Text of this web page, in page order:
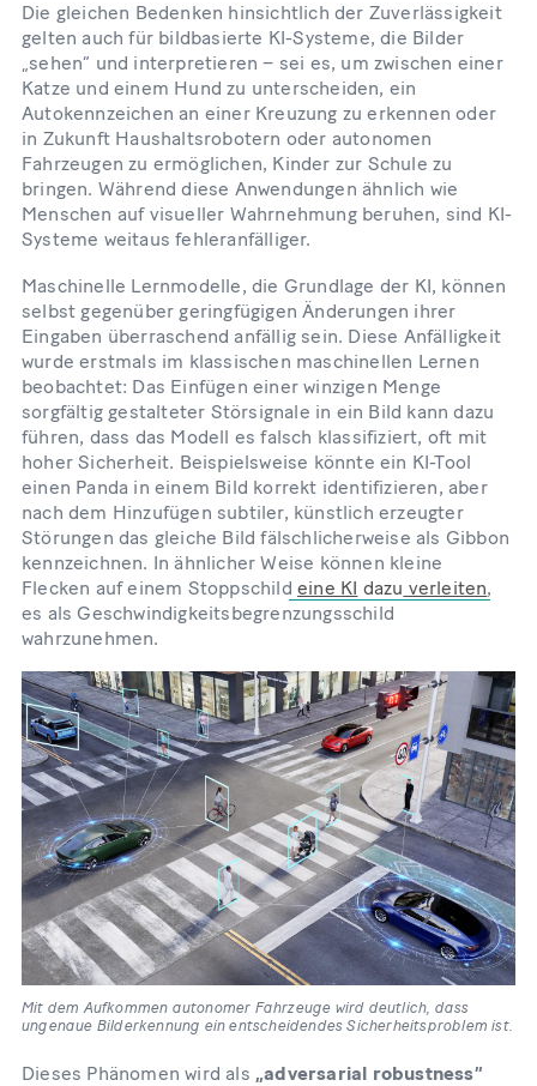
Die gleichen Bedenken hinsichtlich der Zuverlässigkeit
gelten auch für bildbasierte KI-Systeme, die Bilder
„sehen“ und interpretieren – sei es, um zwischen einer
Katze und einem Hund zu unterscheiden, ein
Autokennzeichen an einer Kreuzung zu erkennen oder
in Zukunft Haushaltsrobotern oder autonomen
Fahrzeugen zu ermöglichen, Kinder zur Schule zu
bringen. Während diese Anwendungen ähnlich wie
Menschen auf visueller Wahrnehmung beruhen, sind KI-
Systeme weitaus fehleranfälliger.
Maschinelle Lernmodelle, die Grundlage der KI, können
selbst gegenüber geringfügigen Änderungen ihrer
Eingaben überraschend anfällig sein. Diese Anfälligkeit
wurde erstmals im klassischen maschinellen Lernen
beobachtet: Das Einfügen einer winzigen Menge
sorgfältig gestalteter Störsignale in ein Bild kann dazu
führen, dass das Modell es falsch klassifiziert, oft mit
hoher Sicherheit. Beispielsweise könnte ein KI-Tool
einen Panda in einem Bild korrekt identifizieren, aber
nach dem Hinzufügen subtiler, künstlich erzeugter
Störungen das gleiche Bild fälschlicherweise als Gibbon
kennzeichnen. In ähnlicher Weise können kleine
Flecken auf einem Stoppschild eine KI dazu verleiten,
es als Geschwindigkeitsbegrenzungsschild
wahrzunehmen.
Mit dem Aufkommen autonomer Fahrzeuge wird deutlich, dass
ungenaue Bilderkennung ein entscheidendes Sicherheitsproblem ist.
Dieses Phänomen wird als „adversarial robustness”